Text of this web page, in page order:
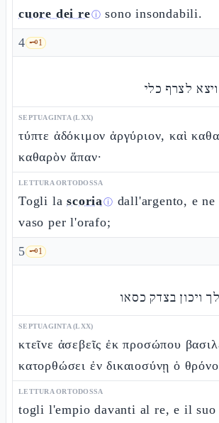
cuore dei reⓘ sono insondabili.
4 🗝️1
לצרף כלי
SEPTUAGINTA (LXX)
τύπτε ἀδόκιμον ἀργύριον, καὶ
καθαρὸν ἅπαν·
LETTURA ORTODOSSA
Togli lascoriaⓘ dall'argento, e ne
vaso per l'orafo;
5 🗝️1
ויכון בצדק כסאו
SEPTUAGINTA (LXX)
κτεῖνε ἀσεβεῖς ἐκ προσώπου
κατορθώσει ἐν δικαιοσύνῃ ὁ
LETTURA ORTODOSSA
togli l'empio davanti al re, e il suo